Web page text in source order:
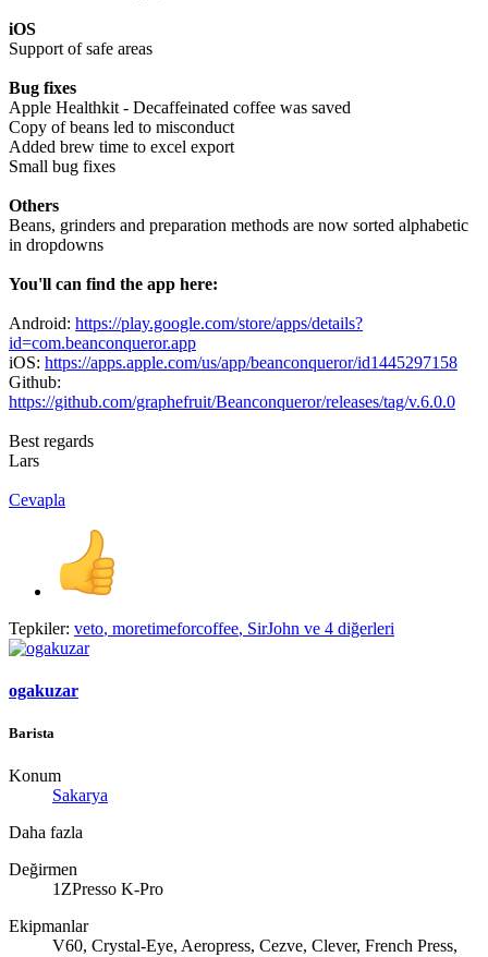
iOS
Support of safe areas
Bug fixes
Apple Healthkit - Decaffeinated coffee was saved
Copy of beans led to misconduct
Added brew time to excel export
Small bug fixes
Others
Beans, grinders and preparation methods are now sorted alphabetic
in dropdowns
You'll can find the app here:
Android: https://play.google.com/store/apps/details?
id=com.beanconqueror.app
iOS: ‎ https://apps.apple.com/us/app/beanconqueror/id1445297158
Github:
https://github.com/graphefruit/Beanconqueror/releases/tag/v.6.0.0
Best regards
Lars
Cevapla
Tepkiler: veto, moretimeforcoffee, SirJohn ve 4 diğerleri
ogakuzar
Barista
Konum
Sakarya
Daha fazla
Değirmen
1ZPresso K-Pro
Ekipmanlar
V60, Crystal-Eye, Aeropress, Cezve, Clever, French Press,